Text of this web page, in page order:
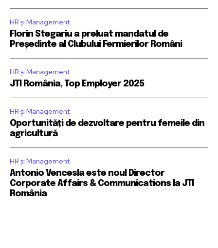
HR și Management
Florin Stegariu a preluat mandatul de
Președinte al Clubului Fermierilor Români
HR și Management
JTI România, Top Employer 2025
HR și Management
Oportunități de dezvoltare pentru femeile din
agricultură
HR și Management
Antonio Vencesla este noul Director
Corporate Affairs & Communications la JTI
România